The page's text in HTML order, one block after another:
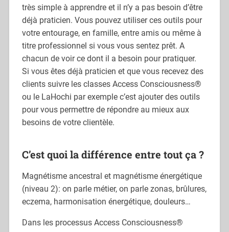
très simple à apprendre et il n’y a pas besoin d’être
déjà praticien. Vous pouvez utiliser ces outils pour
votre entourage, en famille, entre amis ou même à
titre professionnel si vous vous sentez prêt. A
chacun de voir ce dont il a besoin pour pratiquer.
Si vous êtes déjà praticien et que vous recevez des
clients suivre les classes Access Consciousness®
ou le LaHochi par exemple c’est ajouter des outils
pour vous permettre de répondre au mieux aux
besoins de votre clientèle.
C’est quoi la différence entre tout ça ?
Magnétisme ancestral et magnétisme énergétique
(niveau 2): on parle métier, on parle zonas, brûlures,
eczema, harmonisation énergétique, douleurs…
Dans les processus Access Consciousness®